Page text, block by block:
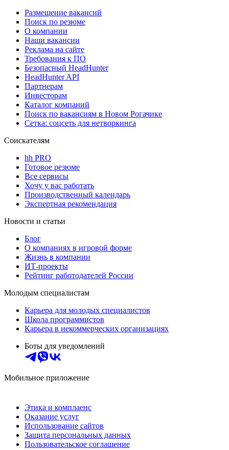
Размещение вакансий
Поиск по резюме
О компании
Наши вакансии
Реклама на сайте
Требования к ПО
Безопасный HeadHunter
HeadHunter API
Партнерам
Инвесторам
Каталог компаний
Поиск по вакансиям в Новом Рогачике
Сетка: соцсеть для нетворкинга
Соискателям
hh PRO
Готовое резюме
Все сервисы
Хочу у вас работать
Производственный календарь
Экспертная рекомендация
Новости и статьи
Блог
О компаниях в игровой форме
Жизнь в компании
ИТ-проекты
Рейтинг работодателей России
Молодым специалистам
Карьера для молодых специалистов
Школа программистов
Карьера в некоммерческих организациях
Боты для уведомлений
Мобильное приложение
Этика и комплаенс
Оказание услуг
Использование сайтов
Защита персональных данных
Пользовательское соглашение